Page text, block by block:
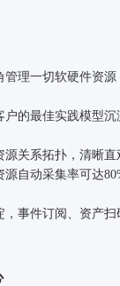
理一切软硬件资源
的最佳实践模型沉
关系拓扑，清晰直
自动采集率可达
事件订阅、资产扫